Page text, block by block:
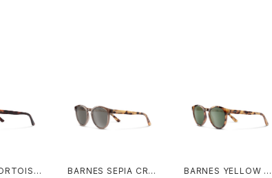
BARNES SEPIA CRY
BARNES YELLOW T